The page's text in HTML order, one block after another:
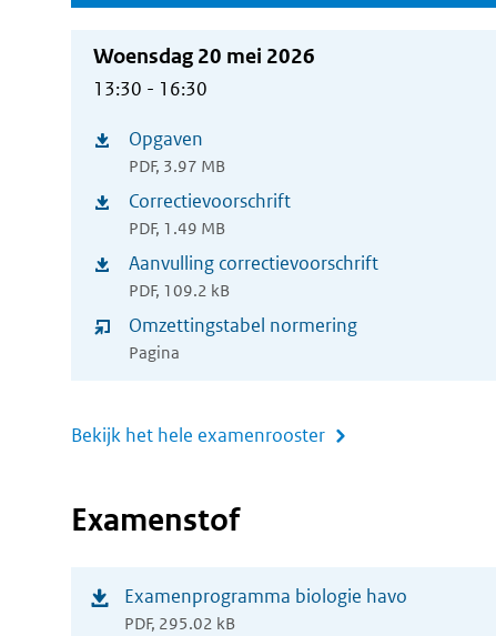
Woensdag 20 mei 2026
13:30 - 16:30
Opgaven
PDF, 3.97 MB
(opent
nieuw
venster)
Correctievoorschrift
PDF, 1.49 MB
(opent
nieuw
venster)
Aanvulling correctievoorschrift
PDF, 109.2 kB
(opent
nieuw
Omzettingstabel normering
Pagina
Bekijk het hele examenrooster
Examenstof
Examenprogramma biologie havo
PDF, 295.02 kB
(opent